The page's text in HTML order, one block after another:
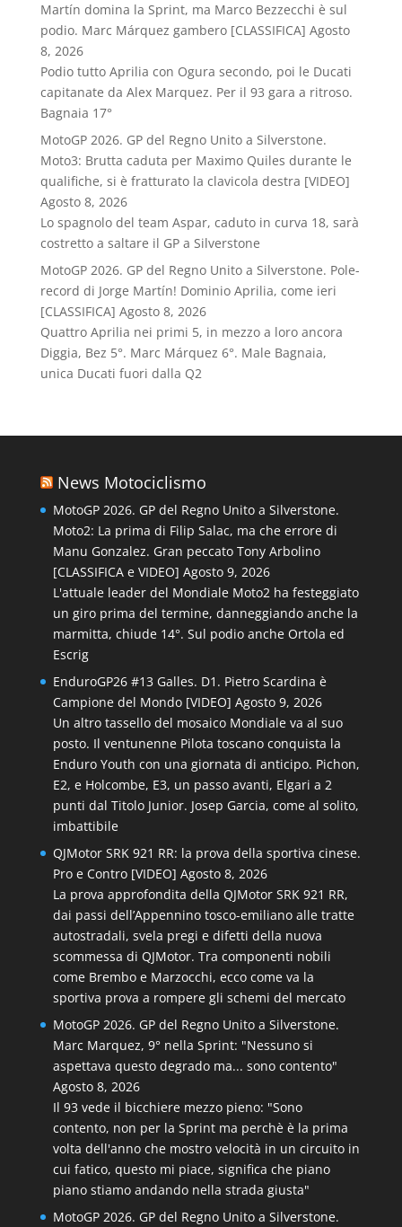
Martín domina la Sprint, ma Marco Bezzecchi è sul
podio. Marc Márquez gambero [CLASSIFICA] Agosto
8, 2026
Podio tutto Aprilia con Ogura secondo, poi le Ducati
capitanate da Alex Marquez. Per il 93 gara a ritroso.
Bagnaia 17°
MotoGP 2026. GP del Regno Unito a Silverstone.
Moto3: Brutta caduta per Maximo Quiles durante le
qualifiche, si è fratturato la clavicola destra [VIDEO]
Agosto 8, 2026
Lo spagnolo del team Aspar, caduto in curva 18, sarà
costretto a saltare il GP a Silverstone
MotoGP 2026. GP del Regno Unito a Silverstone. Pole-
record di Jorge Martín! Dominio Aprilia, come ieri
[CLASSIFICA] Agosto 8, 2026
Quattro Aprilia nei primi 5, in mezzo a loro ancora
Diggia, Bez 5°. Marc Márquez 6°. Male Bagnaia,
unica Ducati fuori dalla Q2
News Motociclismo
MotoGP 2026. GP del Regno Unito a Silverstone.
Moto2: La prima di Filip Salac, ma che errore di
Manu Gonzalez. Gran peccato Tony Arbolino
[CLASSIFICA e VIDEO] Agosto 9, 2026
L'attuale leader del Mondiale Moto2 ha festeggiato
un giro prima del termine, danneggiando anche la
marmitta, chiude 14°. Sul podio anche Ortola ed
Escrig
EnduroGP26 #13 Galles. D1. Pietro Scardina è
Campione del Mondo [VIDEO] Agosto 9, 2026
Un altro tassello del mosaico Mondiale va al suo
posto. Il ventunenne Pilota toscano conquista la
Enduro Youth con una giornata di anticipo. Pichon,
E2, e Holcombe, E3, un passo avanti, Elgari a 2
punti dal Titolo Junior. Josep Garcia, come al solito,
imbattibile
QJMotor SRK 921 RR: la prova della sportiva cinese.
Pro e Contro [VIDEO] Agosto 8, 2026
La prova approfondita della QJMotor SRK 921 RR,
dai passi dell’Appennino tosco-emiliano alle tratte
autostradali, svela pregi e difetti della nuova
scommessa di QJMotor. Tra componenti nobili
come Brembo e Marzocchi, ecco come va la
sportiva prova a rompere gli schemi del mercato
MotoGP 2026. GP del Regno Unito a Silverstone.
Marc Marquez, 9° nella Sprint: "Nessuno si
aspettava questo degrado ma... sono contento"
Agosto 8, 2026
Il 93 vede il bicchiere mezzo pieno: "Sono
contento, non per la Sprint ma perchè è la prima
volta dell'anno che mostro velocità in un circuito in
cui fatico, questo mi piace, significa che piano
piano stiamo andando nella strada giusta"
MotoGP 2026. GP del Regno Unito a Silverstone.